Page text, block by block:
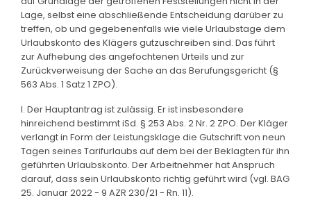
Lage, selbst eine abschließende Entscheidung darüber zu
treffen, ob und gegebenenfalls wie viele Urlaubstage dem
Urlaubskonto des Klägers gutzuschreiben sind. Das führt
zur Aufhebung des angefochtenen Urteils und zur
Zurückverweisung der Sache an das Berufungsgericht (§
563 Abs. 1 Satz 1 ZPO).
I. Der Hauptantrag ist zulässig. Er ist insbesondere
hinreichend bestimmt iSd. § 253 Abs. 2 Nr. 2 ZPO. Der Kläger
verlangt in Form der Leistungsklage die Gutschrift von neun
Tagen seines Tarifurlaubs auf dem bei der Beklagten für ihn
geführten Urlaubskonto. Der Arbeitnehmer hat Anspruch
darauf, dass sein Urlaubskonto richtig geführt wird (vgl. BAG
25. Januar 2022 - 9 AZR 230/21 - Rn. 11).